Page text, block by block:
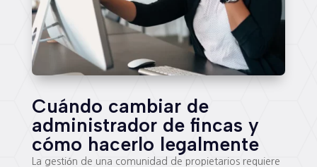
Cuándo cambiar de
administrador de fincas y
cómo hacerlo legalmente
La gestión de una comunidad de propietarios requiere